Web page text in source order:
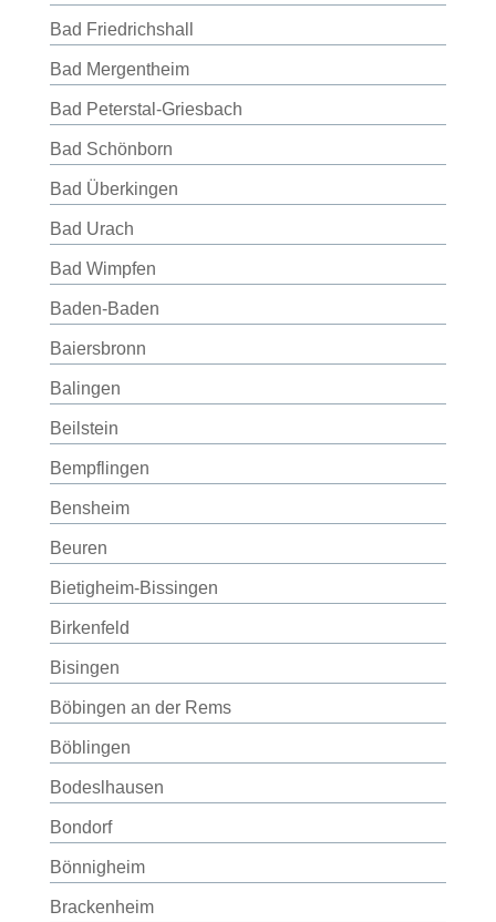
Bad Friedrichshall
Bad Mergentheim
Bad Peterstal-Griesbach
Bad Schönborn
Bad Überkingen
Bad Urach
Bad Wimpfen
Baden-Baden
Baiersbronn
Balingen
Beilstein
Bempflingen
Bensheim
Beuren
Bietigheim-Bissingen
Birkenfeld
Bisingen
Böbingen an der Rems
Böblingen
Bodeslhausen
Bondorf
Bönnigheim
Brackenheim